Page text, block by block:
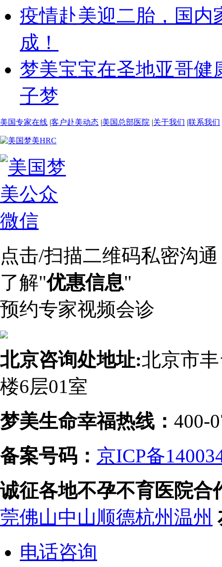
疫情赴美迎二胎，国内
成！
梦美宝宝在圣地亚哥健
子梦
美国专家在线 |客户赴美动态 |美国总部医院 |关于我们 |联系我们
点击/扫描二维码私密沟通
了解"优惠信息"
预约专家视频会诊
北京咨询处地址:北京市
楼6层01室
梦美生命幸福热线： 400-
备案号码： 京ICP备
诚征各地不孕不育医院合
莞佛山中山顺德杭州温州
电话咨询